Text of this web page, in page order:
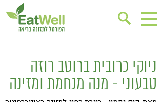
בישול בריא
אינדקס עסקים
ריפוי ומניעת מחלות
בריאות האישה
ניוקי כרובית ברוטב רוזה
טבעוני - מנה מנחמת ומזינה